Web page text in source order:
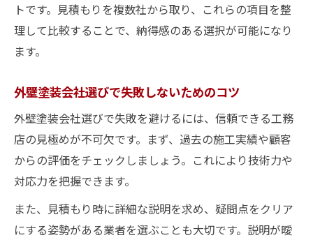
トです。見積もりを複数社から取り、これらの項目を整
理して比較することで、納得感のある選択が可能になり
ます。
外壁塗装会社選びで失敗しないためのコツ
外壁塗装会社選びで失敗を避けるには、信頼できる工務
店の見極めが不可欠です。まず、過去の施工実績や顧客
からの評価をチェックしましょう。これにより技術力や
対応力を把握できます。
また、見積もり時に詳細な説明を求め、疑問点をクリア
にする姿勢がある業者を選ぶことも大切です。説明が曖